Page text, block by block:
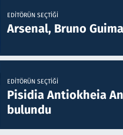
EDITÖRÜN SEÇTIĞI
Arsenal, Bruno
EDITÖRÜN SEÇTIĞI
Pisidia Antiokheia
bulundu